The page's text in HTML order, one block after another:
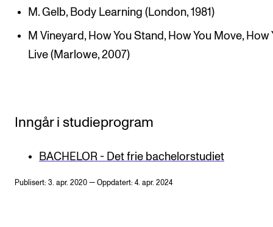
M. Gelb, Body Learning (London, 1981)
M Vineyard, How You Stand, How You Move, How
Live (Marlowe, 2007)
Inngår i studieprogram
BACHELOR - Det frie bachelorstudiet
Publisert: 3. apr. 2020 — Oppdatert: 4. apr. 2024